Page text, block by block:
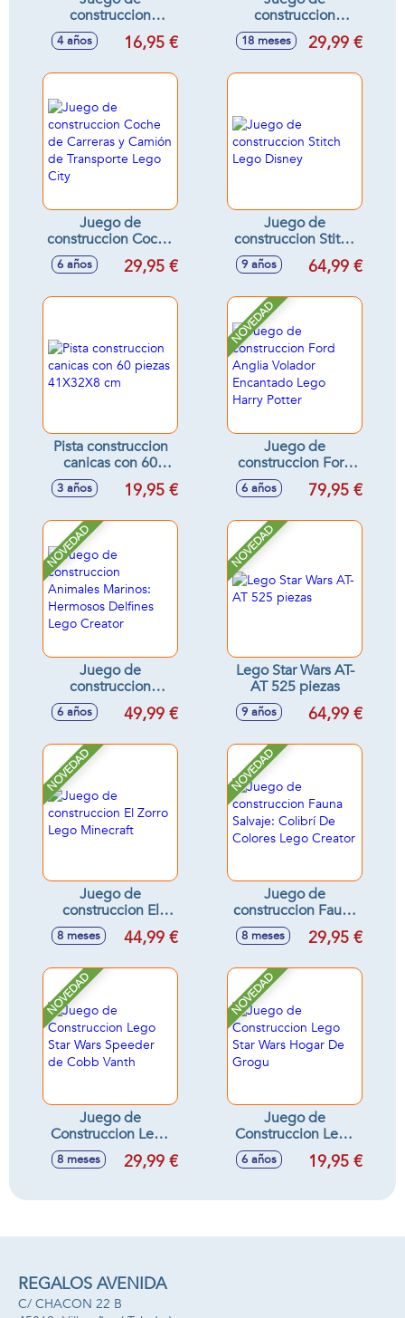
construccion
Dinosaurios Lego
Creator
4 años 16,95 €
construccion
Ladrillos en caja
Lego Duplo
18 meses 29,99 €
Juego de
construccion Coche
de Carreras y
Camión de
6 años 29,95 €
Juego de
construccion Stitch
Lego Disney
9 años 64,99 €
Pista construccion
canicas con 60
piezas 41X32X8 cm
3 años 19,95 €
NOVEDAD
Juego de
construccion Ford
Anglia Volador
Encantado Lego
6 años 79,95 €
NOVEDAD
Juego de
construccion
Animales Marinos:
Hermosos Delfines
6 años 49,99 €
NOVEDAD
Lego Star Wars AT-
AT 525 piezas
9 años 64,99 €
NOVEDAD
Juego de
construccion El
Zorro Lego
Minecraft
8 meses 44,99 €
NOVEDAD
Juego de
construccion Fauna
Salvaje: Colibrí De
Colores Lego
8 meses 29,95 €
NOVEDAD
Juego de
Construccion Lego
Star Wars Speeder
de Cobb Vanth
8 meses 29,99 €
NOVEDAD
Juego de
Construccion Lego
Star Wars Hogar De
Grogu
6 años 19,95 €
REGALOS AVENIDA
C/ CHACON 22 B